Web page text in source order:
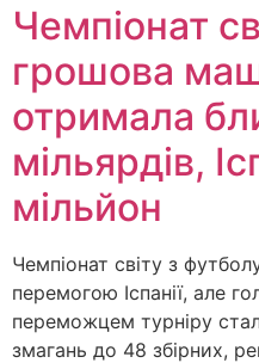
Чемпіонат
грошова
отримала
мільярдів,
мільйон
Чемпіонат світу з
перемогою Іспанії, але
переможцем турніру
змагань до 48 збірних,